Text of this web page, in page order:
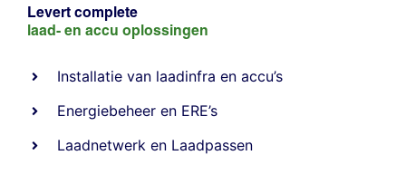
Levert complete
laad- en accu oplossingen
Installatie van laadinfra en accu’s
Energiebeheer en ERE’s
Laadnetwerk en Laadpassen